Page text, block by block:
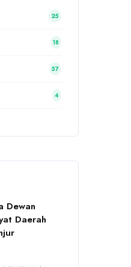
25
18
57
4
Dewan
Daerah